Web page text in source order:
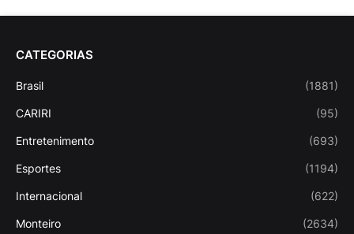
CATEGORIAS
Brasil (1881)
CARIRI (95)
Entretenimento (693)
Esportes (1194)
Internacional (622)
Monteiro (2634)